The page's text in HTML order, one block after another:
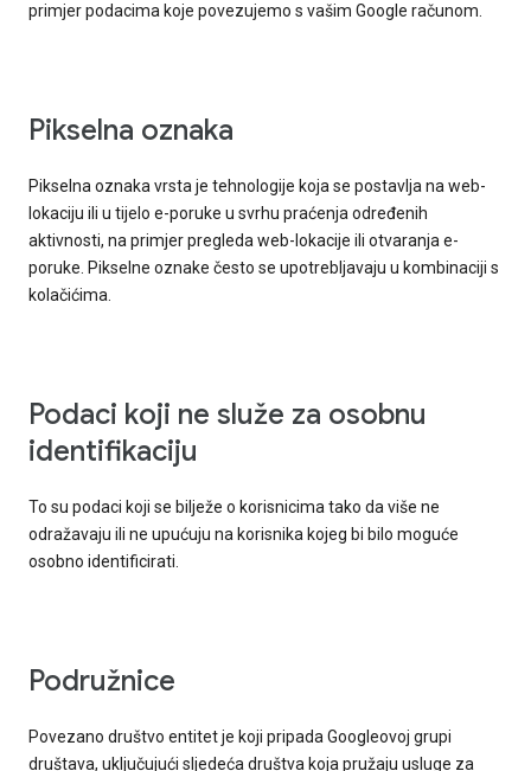
primjer podacima koje povezujemo s vašim Google računom.
Pikselna oznaka
Pikselna oznaka vrsta je tehnologije koja se postavlja na web-
lokaciju ili u tijelo e-poruke u svrhu praćenja određenih
aktivnosti, na primjer pregleda web-lokacije ili otvaranja e-
poruke. Pikselne oznake često se upotrebljavaju u kombinaciji s
kolačićima.
Podaci koji ne služe za osobnu
identifikaciju
To su podaci koji se bilježe o korisnicima tako da više ne
odražavaju ili ne upućuju na korisnika kojeg bi bilo moguće
osobno identificirati.
Podružnice
Povezano društvo entitet je koji pripada Googleovoj grupi
društava, uključujući sljedeća društva koja pružaju usluge za